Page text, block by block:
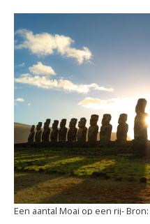
Een aantal Moai op een rij